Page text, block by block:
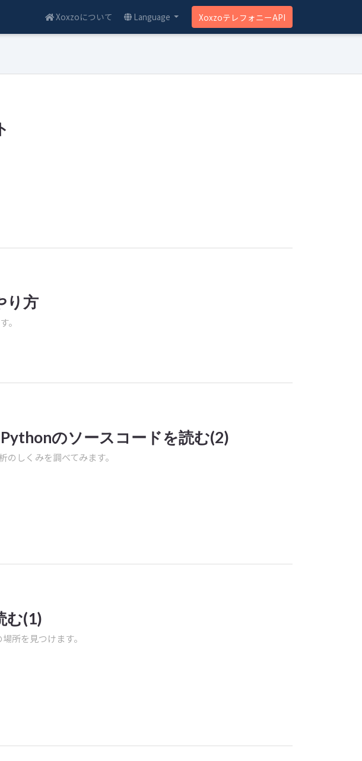
Xoxzoについて Language XoxzoテレフォニーAPI
り方
。
のソースコードを読む(2)
しくみを調べてみます。
む(1)
所を見つけます。